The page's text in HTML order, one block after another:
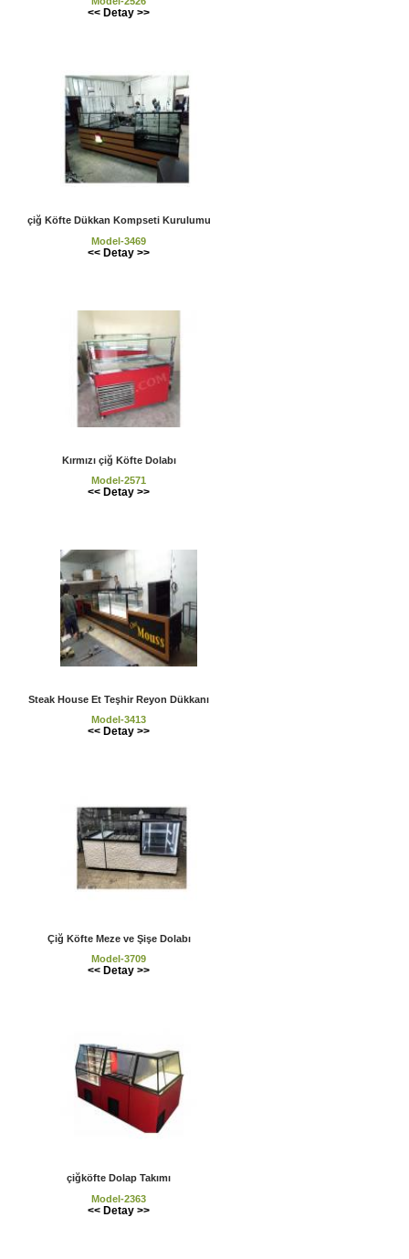
<< Detay >>
çiğ Köfte Dükkan Kompseti Kurulumu
Model-3469
<< Detay >>
Kırmızı çiğ Köfte Dolabı
Model-2571
<< Detay >>
Steak House Et Teşhir Reyon Dükkanı
Model-3413
<< Detay >>
Çiğ Köfte Meze ve Şişe Dolabı
Model-3709
<< Detay >>
çiğköfte Dolap Takımı
Model-2363
<< Detay >>